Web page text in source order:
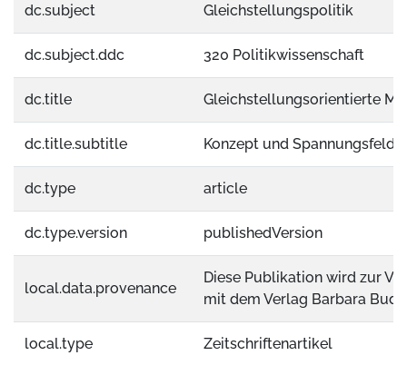
dc.subject Gleichstellungspolitik
dc.subject.ddc 320 Politikwissenschaft
dc.title Gleichstellungsorientierte
dc.title.subtitle Konzept und
dc.type article
dc.type.version publishedVersion
local.data.provenance
Diese Publikation wird zur
mit dem Verlag Barbara
local.type Zeitschriftenartikel